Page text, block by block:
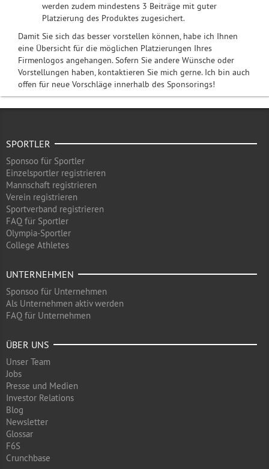
werden zudem mindestens 3 Beiträge mit guter
Platzierung des Produktes zugesichert.
Damit Sie sich das besser vorstellen können, habe ich Ihnen
eine Übersicht für die möglichen Platzierungen Ihres
Firmenlogos angehangen. Sofern Sie andere Wünsche oder
Vorstellungen haben, kontaktieren Sie mich gerne. Ich bin auch
offen für neue Vorschläge innerhalb des Sponsorings!
SPORTLER
Sponsoo für Sportler
Einzelsportler registrieren
Mannschaft registrieren
Verein registrieren
Sportverband registrieren
FAQ für Sportler
Olympia-Sportler
College Athletes
UNTERNEHMEN
Sponsoo für Unternehmen
Als Unternehmen aktiv werden
FAQ für Unternehmen
ÜBER UNS
Unser Team
Jobs
Presse und Medien
Investor Relations
Blog
Newsletter
Glossar
F6S
Crunchbase